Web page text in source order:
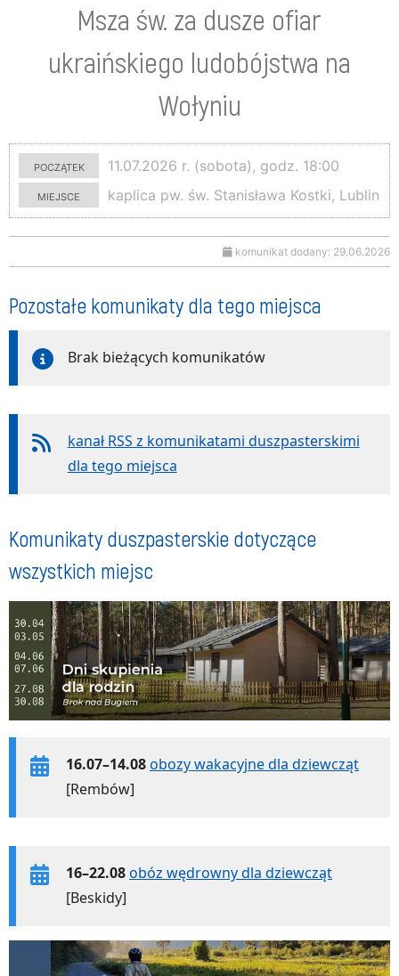
Msza św. za dusze ofiar
ukraińskiego ludobójstwa na
Wołyniu
początek
11.07.2026 r. (sobota), godz. 18:00
miejsce
kaplica pw. św. Stanisława Kostki, Lublin
komunikat dodany: 29.06.2026
Pozostałe komunikaty dla tego miejsca
Brak bieżących komunikatów
kanał RSS z komunikatami duszpasterskimi
dla tego miejsca
Komunikaty duszpasterskie dotyczące
wszystkich miejsc
16.07–14.08obozy wakacyjne dla dziewcząt
[Rembów]
16–22.08obóz wędrowny dla dziewcząt
[Beskidy]